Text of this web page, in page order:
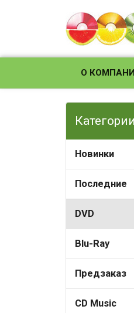
О
Категории
Новинки
Последние
DVD
Blu-Ray
Предзаказ
CD Music